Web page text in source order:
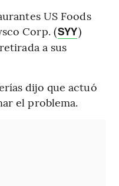
US Foods
Corp. (SYY)
a sus
dijo que actuó
el problema.